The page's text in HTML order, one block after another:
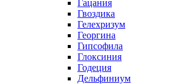
Гацания
Гвоздика
Гелехризум
Георгина
Гипсофила
Глоксиния
Годеция
Дельфиниум